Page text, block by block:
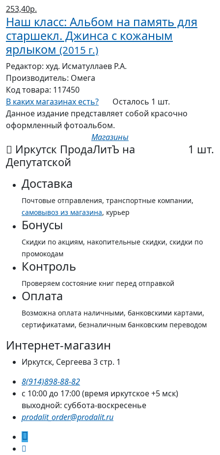
253,40р.
Наш класс: Альбом на память для
старшекл. Джинса с кожаным
ярлыком (2015 г.)
Редактор: худ. Исматуллаев Р.А.
Производитель: Омега
Код товара: 117450
В каких магазинах есть?
Осталось 1 шт.
Данное издание представляет собой красочно
оформленный фотоальбом.
Магазины
Иркутск ПродаЛитЪ на
Депутатской
1 шт.
Доставка
Почтовые отправления, транспортные компании,
самовывоз из магазина, курьер
Бонусы
Скидки по акциям, накопительные скидки, скидки по
промокодам
Контроль
Проверяем состояние книг перед отправкой
Оплата
Возможна оплата наличными, банковскими картами,
сертификатами, безналичным банковским переводом
Интернет-магазин
Иркутск, Сергеева 3 стр. 1
8(914)898-88-82
с 10:00 до 17:00 (время иркутское +5 мск)
выходной: суббота-воскресенье
prodalit_order@prodalit.ru